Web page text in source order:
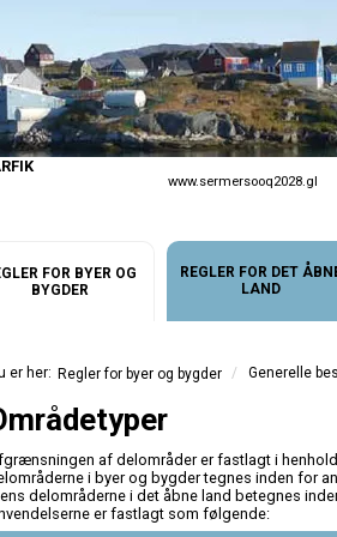
www.sermersooq2028.gl
FOR BYER OG
BYGDER
REGLER FOR DET
LAND
Regler for byer og bygder / Generelle
af delområder er fastlagt i
i byer og bygder tegnes inden for
delområderne i det åbne land betegnes
er fastlagt som følgende: